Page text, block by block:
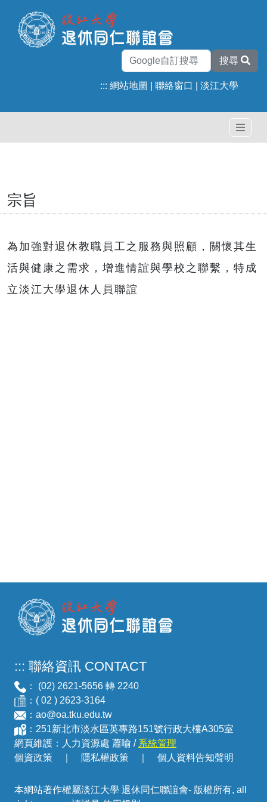
搜尋
::: 網站地圖 聯絡窗口 淡江大學
宗旨
為加強對退休教職員工之服務與照顧，關懷其生
活與健康之需求，增進情誼與學校之聯繫，特成
立淡江大學退休人員聯誼
::: 聯絡資訊 CONTACT
： (02) 2621-5656 轉 2240
：( 02 ) 2623-3164
： ao@oa.tku.edu.tw
：251新北市淡水區英專路151號行政大樓A305室
網頁維護：人力資源處 蕭喻 / 系統管理
個資政策
隱私權政策 個人資料告知聲明
本網站著作權屬淡江大學 退休同仁聯誼會- 版權所有, all